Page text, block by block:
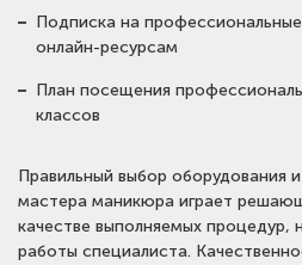
Подписка на
онлайн-ресурсам
План посещения
классов
Правильный выбор оборудования
мастера маникюра играет
качестве выполняемых процедур,
работы специалиста.